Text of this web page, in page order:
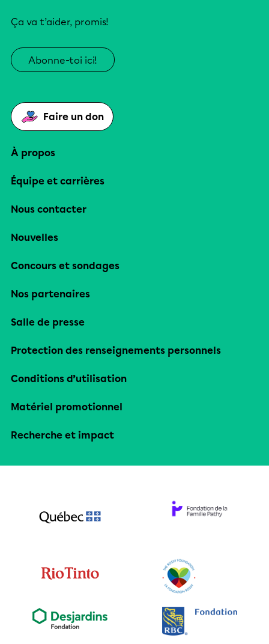
Ça va t’aider, promis!
Abonne-toi ici!
Faire un don
À propos
Équipe et carrières
Nous contacter
Nouvelles
Concours et sondages
Nos partenaires
Salle de presse
Protection des renseignements personnels
Conditions d’utilisation
Matériel promotionnel
Recherche et impact